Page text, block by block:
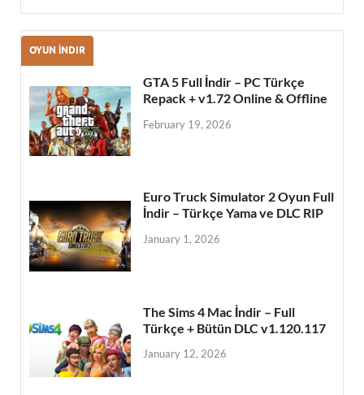
OYUN İNDIR
GTA 5 Full İndir – PC Türkçe
Repack + v1.72 Online & Offline
February 19, 2026
Euro Truck Simulator 2 Oyun Full
İndir – Türkçe Yama ve DLC RIP
January 1, 2026
The Sims 4 Mac İndir – Full
Türkçe + Bütün DLC v1.120.117
January 12, 2026